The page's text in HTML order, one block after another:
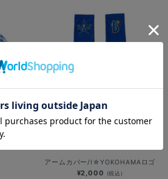
アームカバー/I☆YOKOHAMAロゴ
¥2,000 (税込)